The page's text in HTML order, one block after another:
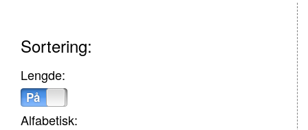
Sortering:
Lengde:
På
Alfabetisk: